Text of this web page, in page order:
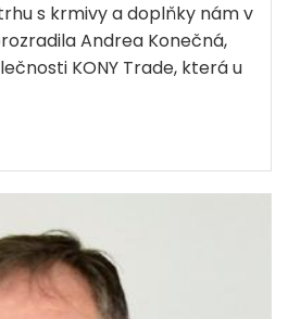
s krmivy a doplňky nám v
Andrea Konečná,
KONY Trade, která u